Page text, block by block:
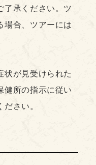
了承ください。ツ
場合、ツアーには
状が見受けられた
健所の指示に従い
さい。